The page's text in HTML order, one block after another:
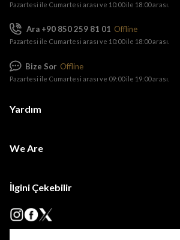
Yardım
We Are
İlgini Çekebilir
Pazartesi ile Cumartesi arası ve 10:00 ile 18:00 arası.
Ara +90 850 259 81 01 Offline
Pazartesi ile Cumartesi arası ve 10:00 ile 18:00 arası.
Bize Sor Offline
Pazartesi ile Cumartesi arası ve 09:00 ile 19:00 arası.